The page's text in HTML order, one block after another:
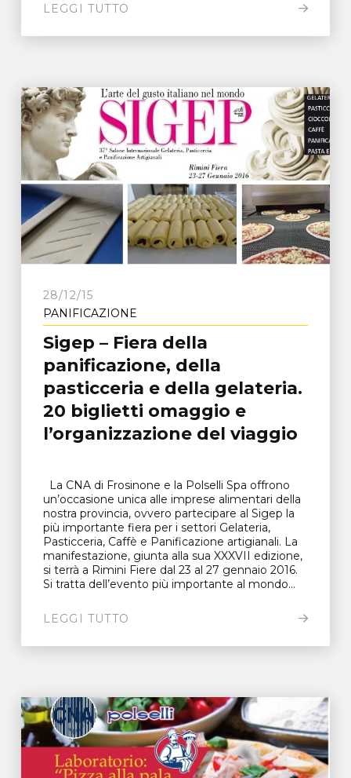
LEGGI TUTTO
28/12/15
PANIFICAZIONE
Sigep – Fiera della
panificazione, della
pasticceria e della gelateria.
20 biglietti omaggio e
l’organizzazione del viaggio
La CNA di Frosinone e la Polselli Spa offrono
un’occasione unica alle imprese alimentari della
nostra provincia, ovvero partecipare al Sigep la
più importante fiera per i settori Gelateria,
Pasticceria, Caffè e Panificazione artigianali. La
manifestazione, giunta alla sua XXXVII edizione,
si terrà a Rimini Fiere dal 23 al 27 gennaio 2016.
Si tratta dell’evento più importante al mondo...
LEGGI TUTTO